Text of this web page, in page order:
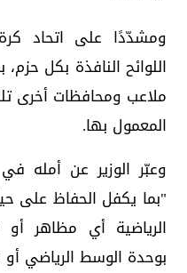
ومشدّدًا على اتحاد
اللوائح النافذة بكل
ملاعب ومحافظات أخرى
المعمول بها.
وعبّر الوزير عن أمله
"بما يكفل الحفاظ على
الرياضية أي مظاهر
بوحدة الوسط الرياضي أو